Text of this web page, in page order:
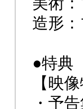
造形
●特典
【映
・予